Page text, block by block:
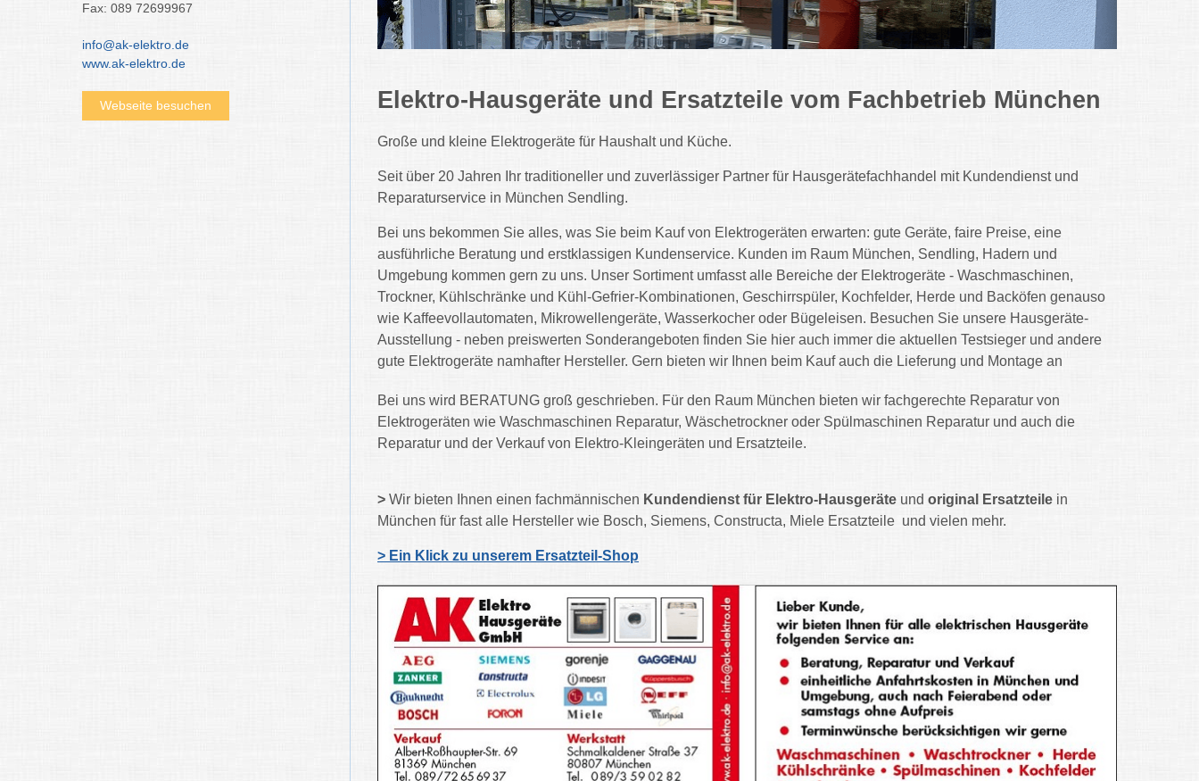
Fax: 089 72699967
info@ak-elektro.de
www.ak-elektro.de
Webseite besuchen Elektro-Hausgeräte und Ersatzteile vom Fachbetrieb München
Große und kleine Elektrogeräte für Haushalt und Küche.
Seit über 20 Jahren Ihr traditioneller und zuverlässiger Partner für Hausgerätefachhandel mit Kundendienst und
Reparaturservice in München Sendling.
Bei uns bekommen Sie alles, was Sie beim Kauf von Elektrogeräten erwarten: gute Geräte, faire Preise, eine
ausführliche Beratung und erstklassigen Kundenservice. Kunden im Raum München, Sendling, Hadern und
Umgebung kommen gern zu uns. Unser Sortiment umfasst alle Bereiche der Elektrogeräte - Waschmaschinen,
Trockner, Kühlschränke und Kühl-Gefrier-Kombinationen, Geschirrspüler, Kochfelder, Herde und Backöfen genauso
wie Kaffeevollautomaten, Mikrowellengeräte, Wasserkocher oder Bügeleisen. Besuchen Sie unsere Hausgeräte-
Ausstellung - neben preiswerten Sonderangeboten finden Sie hier auch immer die aktuellen Testsieger und andere
gute Elektrogeräte namhafter Hersteller. Gern bieten wir Ihnen beim Kauf auch die Lieferung und Montage an
Bei uns wird BERATUNG groß geschrieben. Für den Raum München bieten wir fachgerechte Reparatur von
Elektrogeräten wie Waschmaschinen Reparatur, Wäschetrockner oder Spülmaschinen Reparatur und auch die
Reparatur und der Verkauf von Elektro-Kleingeräten und Ersatzteile.
> Wir bieten Ihnen einen fachmännischen Kundendienst für Elektro-Hausgeräte und original Ersatzteile in
München für fast alle Hersteller wie Bosch, Siemens, Constructa, Miele Ersatzteile und vielen mehr.
> Ein Klick zu unserem Ersatzteil-Shop